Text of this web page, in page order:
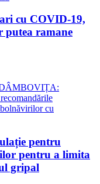
cu COVID-19,
putea ramane
pentru
pentru a limita
gripal